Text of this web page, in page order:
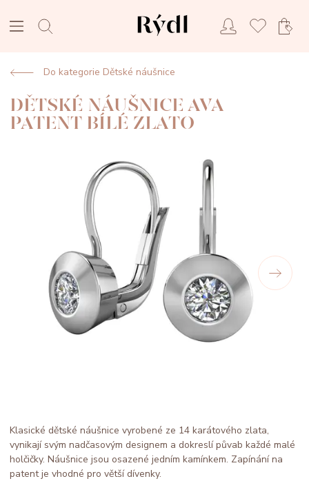
Do kategorie Dětské náušnice
DĚTSKÉ NÁUŠNICE AVA
PATENT BÍLÉ ZLATO
Klasické dětské náušnice vyrobené ze 14 karátového zlata,
vynikají svým nadčasovým designem a dokreslí půvab každé malé
holčičky. Náušnice jsou osazené jedním kamínkem. Zapínání na
patent je vhodné pro větší dívenky.